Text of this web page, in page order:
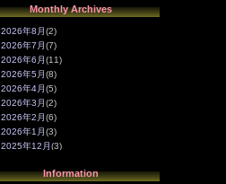
Monthly Archives
2026年8月(2)
2026年7月(7)
2026年6月(11)
2026年5月(8)
2026年4月(5)
2026年3月(2)
2026年2月(6)
2026年1月(3)
2025年12月(3)
2025年10月(3)
Information